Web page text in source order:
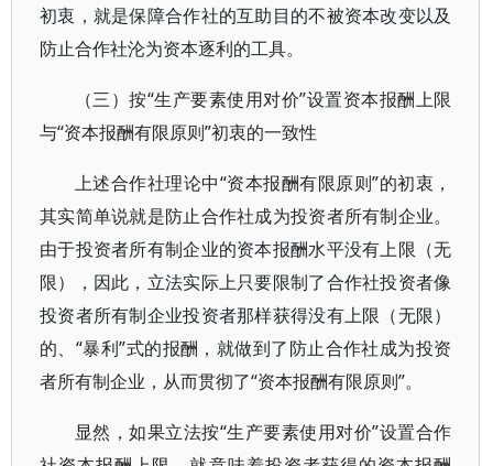
初衷，就是保障合作社的互助目的不被资本改变以及
防止合作社沦为资本逐利的工具。
（三）按“生产要素使用对价”设置资本报酬上限
与“资本报酬有限原则”初衷的一致性
上述合作社理论中“资本报酬有限原则”的初衷，
其实简单说就是防止合作社成为投资者所有制企业。
由于投资者所有制企业的资本报酬水平没有上限（无
限），因此，立法实际上只要限制了合作社投资者像
投资者所有制企业投资者那样获得没有上限（无限）
的、“暴利”式的报酬，就做到了防止合作社成为投资
者所有制企业，从而贯彻了“资本报酬有限原则”。
显然，如果立法按“生产要素使用对价”设置合作